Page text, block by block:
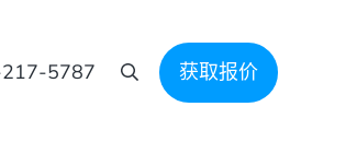
5787 搜索 获取报价